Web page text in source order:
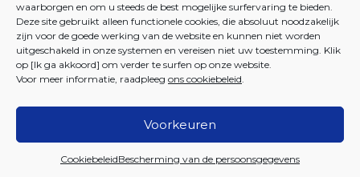
waarborgen en om u steeds de best mogelijke surfervaring te bieden.
Deze site gebruikt alleen functionele cookies, die absoluut noodzakelijk
zijn voor de goede werking van de website en kunnen niet worden
uitgeschakeld in onze systemen en vereisen niet uw toestemming. Klik
op [Ik ga akkoord] om verder te surfen op onze website.
Voor meer informatie, raadpleeg ons cookiebeleid.
Voorkeuren
CookiebeleidBescherming van de persoonsgegevens
Tania Dekens
Leidend ambtenaar
Bijlage:
Technische instructies aansluitingsregister
2026 Iriscare